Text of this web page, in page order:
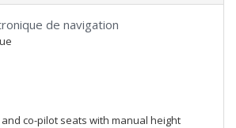
de navigation
co-pilot seats with manual height